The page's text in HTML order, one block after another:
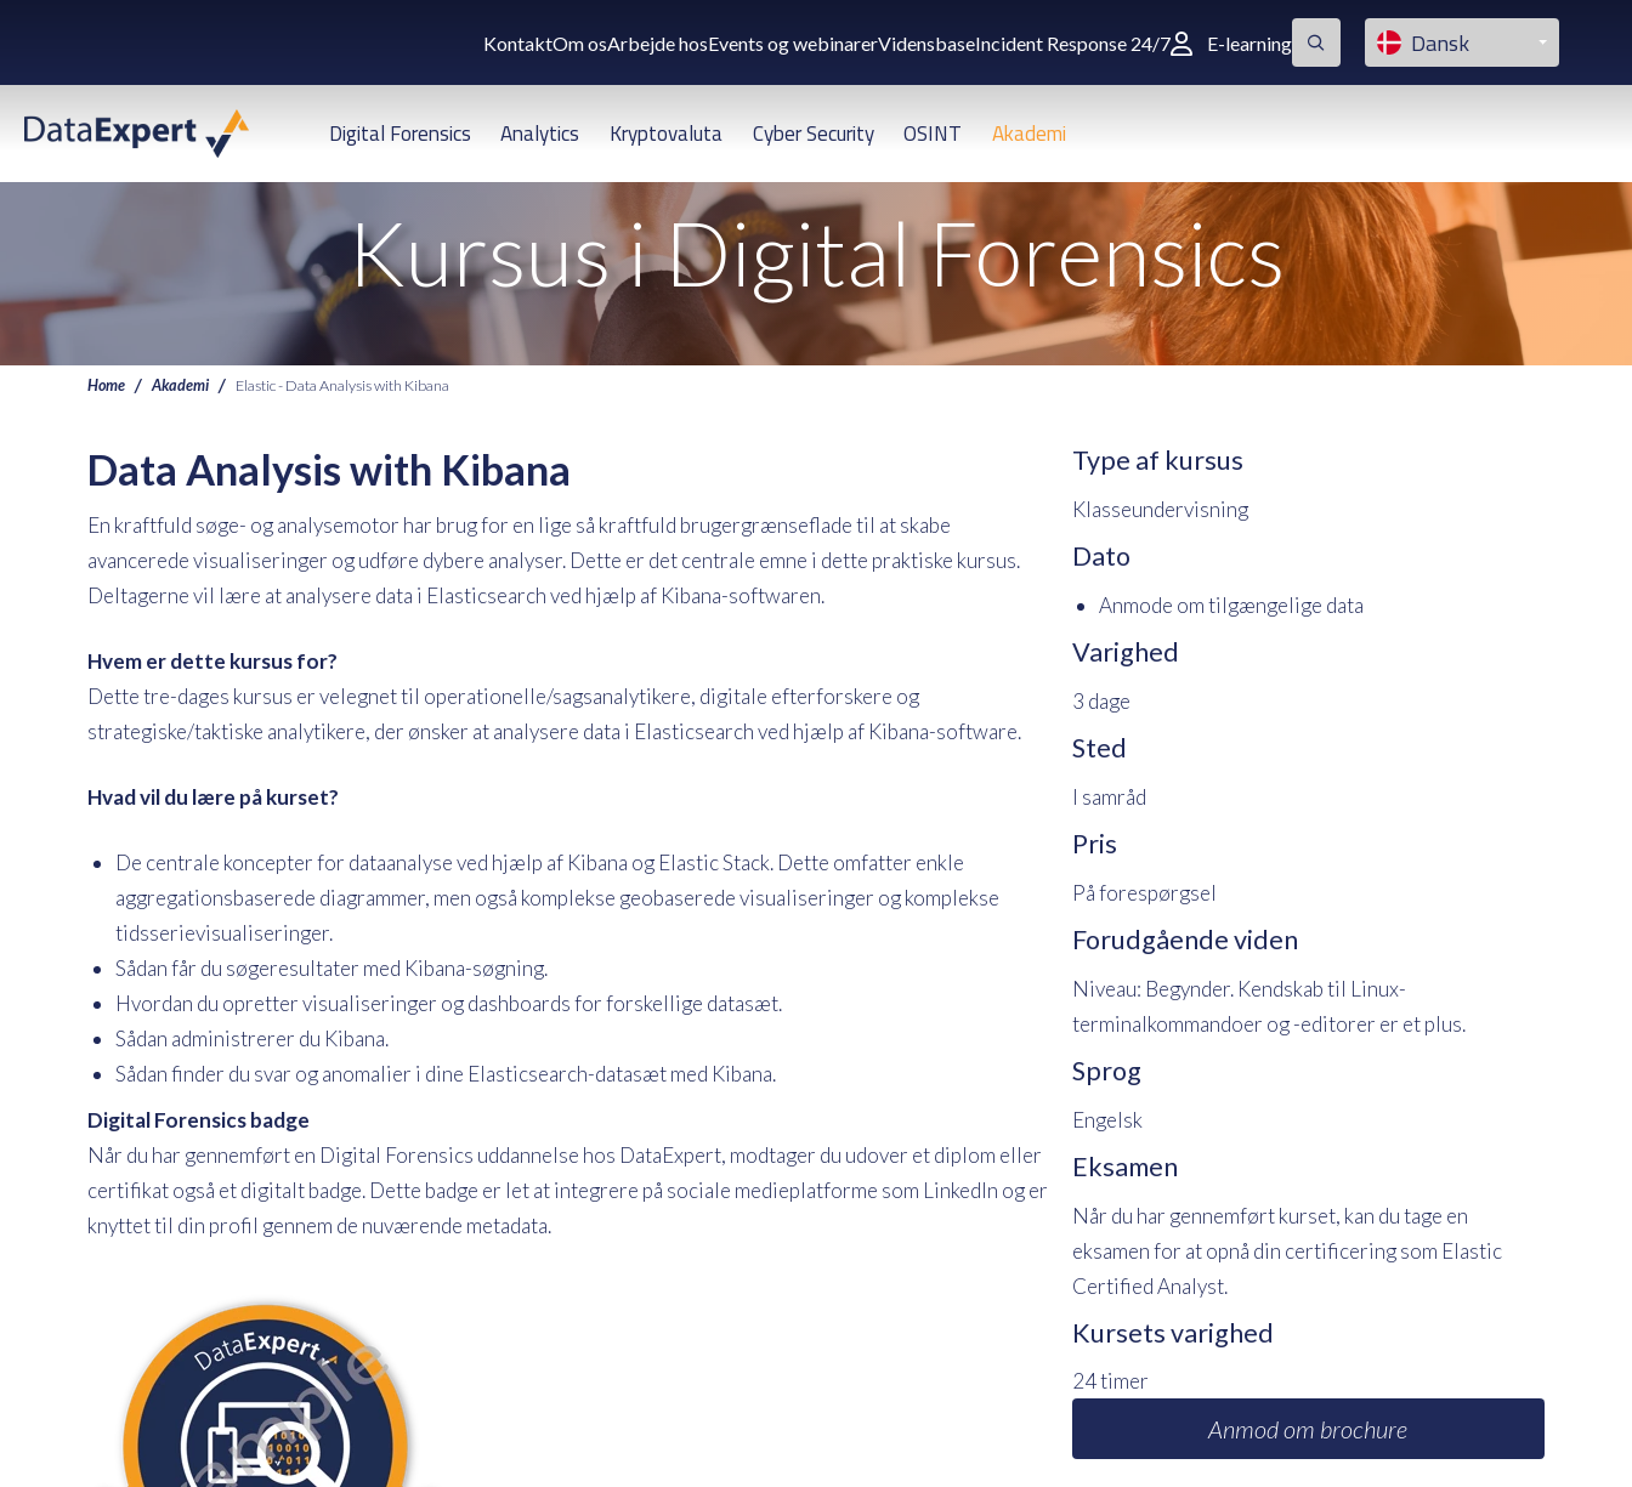
KontaktOm osArbejde hosEvents og webinarerVidensbaseIncident Response 24/7 E-learning Dansk
Digital Forensics Analytics Kryptovaluta Cyber Security OSINT Akademi
Kursus i Digital Forensics
Home Akademi Elastic - Data Analysis with Kibana
Data Analysis with Kibana
En kraftfuld søge- og analysemotor har brug for en lige så kraftfuld brugergrænseflade til at skabe
avancerede visualiseringer og udføre dybere analyser. Dette er det centrale emne i dette praktiske kursus.
Deltagerne vil lære at analysere data i Elasticsearch ved hjælp af Kibana-softwaren.
Hvem er dette kursus for?
Dette tre-dages kursus er velegnet til operationelle/sagsanalytikere, digitale efterforskere og
strategiske/taktiske analytikere, der ønsker at analysere data i Elasticsearch ved hjælp af Kibana-software.
Hvad vil du lære på kurset?
De centrale koncepter for dataanalyse ved hjælp af Kibana og Elastic Stack. Dette omfatter enkle
aggregationsbaserede diagrammer, men også komplekse geobaserede visualiseringer og komplekse
tidsserievisualiseringer.
Sådan får du søgeresultater med Kibana-søgning.
Hvordan du opretter visualiseringer og dashboards for forskellige datasæt.
Sådan administrerer du Kibana.
Sådan finder du svar og anomalier i dine Elasticsearch-datasæt med Kibana.
Digital Forensics badge
Når du har gennemført en Digital Forensics uddannelse hos DataExpert, modtager du udover et diplom eller
certifikat også et digitalt badge. Dette badge er let at integrere på sociale medieplatforme som LinkedIn og er
knyttet til din profil gennem de nuværende metadata.
Type af kursus
Klasseundervisning
Dato
Anmode om tilgængelige data
Varighed
3 dage
Sted
I samråd
Pris
På forespørgsel
Forudgående viden
Niveau: Begynder. Kendskab til Linux-
terminalkommandoer og -editorer er et plus.
Sprog
Engelsk
Eksamen
Når du har gennemført kurset, kan du tage en
eksamen for at opnå din certificering som Elastic
Certified Analyst.
Kursets varighed
24 timer
Anmod om brochure